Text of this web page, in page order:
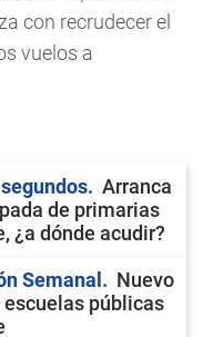
con recrudecer el
vuelos a
Arranca
de primarias
¿a dónde acudir?
Semanal
Nuevo
públicas